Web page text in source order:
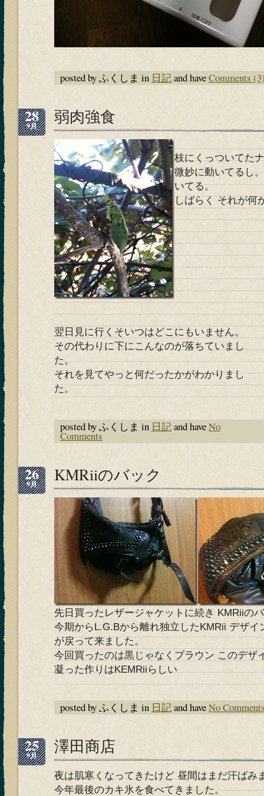
posted by ふくしま in 日記and haveComments
28
9月 弱肉強食
枝にくっついてた
微妙に動いてるし
いてる。
しばらく それが何
翌日見に行くそいつはどこにもいません。
その代わりに下にこんなのが落ちていまし
た。
それを見てやっと何だったかがわかりまし
た。
posted by ふくしま in 日記and haveNo
Comments
26
9月 KMRiiのバック
先日買ったレザージャケットに続き KMRiiの
今期からL.G.Bから離れ独立したKMRii デザ
が戻って来ました。
今回買ったのは黒じゃなくブラウン このデザ
凝った作りはKEMRiiらしい
posted by ふくしま in 日記and haveNo
25
9月 澤田商店
夜は肌寒くなってきたけど 昼間はまだ汗ばみ
今年最後のカキ氷を食べてきました。